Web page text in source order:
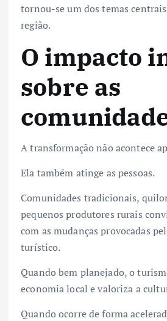
tornou-se um dos temas
região.
O impacto
sobre as
A transformação não acontece
Ela também atinge as pessoas.
Comunidades tradicionais,
pequenos produtores rurais
com as mudanças provocadas
turístico.
Quando bem planejado, o
economia local e valoriza a
Quando ocorre de forma